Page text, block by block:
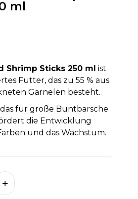
ml
Shrimp Sticks 250 ml ist
Futter, das zu 55 % aus
Garnelen besteht.
für große Buntbarsche
die Entwicklung
und das Wachstum.